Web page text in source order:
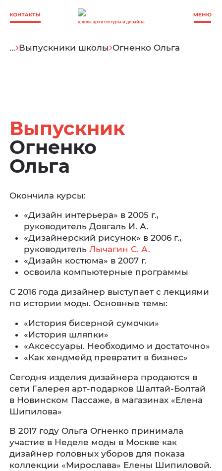
школа архитектуры и дизайна
… Выпускники школы Огненко Ольга
Выпускник
Огненко
Ольга
Окончила курсы:
«Дизайн интерьера» в 2005 г.,
руководитель Довгаль И. А.
«Дизайнерский рисунок» в 2006 г.,
руководитель Лычагин С. А.
«Дизайн костюма» в 2007 г.
освоила компьютерные программы
С 2016 года дизайнер выступает с лекциями
по истории моды. Основные темы:
«История бисерной сумочки»
«История шляпки»
«Аксессуары. Необходимо и достаточно»
«Как хендмейд превратит в бизнес»
Сегодня изделия дизайнера продаются в
сети Галерея арт-подарков Шалтай-Болтай
в Новинском Пассаже, в магазинах «Елена
Шипилова»
В 2017 году Ольга Огненко принимала
участие в Неделе моды в Москве как
дизайнер головных уборов для показа
коллекции «Мирослава» Елены Шипиловой.